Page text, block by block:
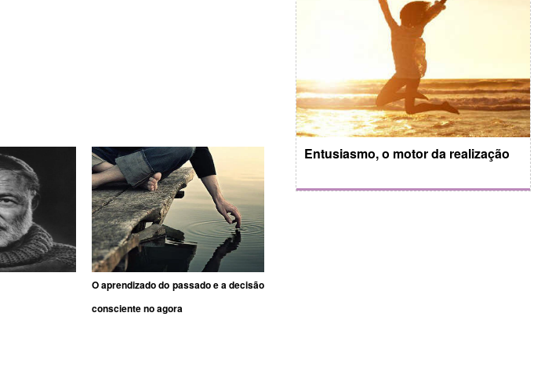
O aprendizado do passado e a decisão
consciente no agora
Entusiasmo, o motor da realização